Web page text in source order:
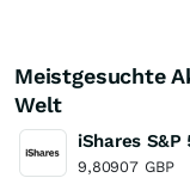
Meistgesuchte
Welt
iShares S&P
9,80907 GBP